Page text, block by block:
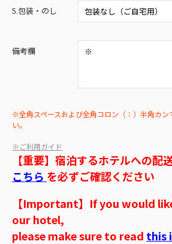
5.包装・のし
備考欄
※全角スペースおよび全角コロン（：）半角カ
い。
※ご利用ガイド
【重要】宿泊するホテルへの配
こちら を必ずご確認ください
【Important】If you would
our hotel,
please make sure to read this